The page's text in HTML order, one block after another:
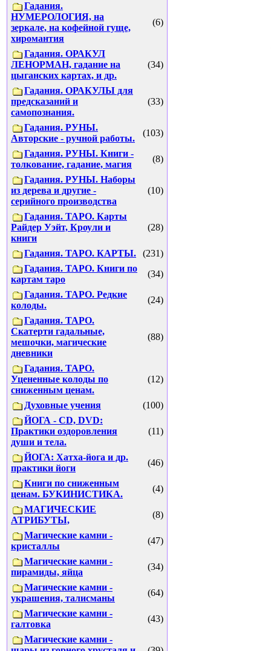
Гадания.
НУМЕРОЛОГИЯ, на
зеркале, на кофейной гуще,
хиромантия
(6)
Гадания. ОРАКУЛ
ЛЕНОРМАН, гадание на
цыганских картах, и др.
(34)
Гадания. ОРАКУЛЫ для
предсказаний и
самопознания.
(33)
Гадания. РУНЫ.
Авторские - ручной работы.
(103)
Гадания. РУНЫ. Книги -
толкование, гадание, магия
(8)
Гадания. РУНЫ. Наборы
из дерева и другие -
серийного производства
(10)
Гадания. ТАРО. Карты
Райдер Уэйт, Кроули и
книги
(28)
Гадания. ТАРО. КАРТЫ.
(231)
Гадания. ТАРО. Книги по
картам таро
(34)
Гадания. ТАРО. Редкие
колоды.
(24)
Гадания. ТАРО.
Скатерти гадальные,
мешочки, магические
дневники
(88)
Гадания. ТАРО.
Уцененные колоды по
сниженным ценам.
(12)
Духовные учения
(100)
ЙОГА - CD, DVD:
Практики оздоровления
души и тела.
(11)
ЙОГА: Хатха-йога и др.
практики йоги
(46)
Книги по сниженным
ценам. БУКИНИСТИКА.
(4)
МАГИЧЕСКИЕ
АТРИБУТЫ,
(8)
Магические камни -
кристаллы
(47)
Магические камни -
пирамиды, яйца
(34)
Магические камни -
украшения, талисманы
(64)
Магические камни -
галтовка
(43)
Магические камни -